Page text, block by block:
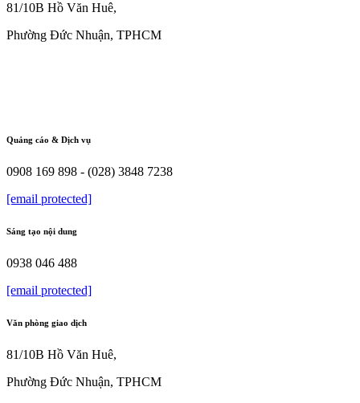
81/10B Hồ Văn Huê,
Phường Đức Nhuận, TPHCM
Quảng cáo & Dịch vụ
0908 169 898 - (028) 3848 7238
[email protected]
Sáng tạo nội dung
0938 046 488
[email protected]
Văn phòng giao dịch
81/10B Hồ Văn Huê,
Phường Đức Nhuận, TPHCM